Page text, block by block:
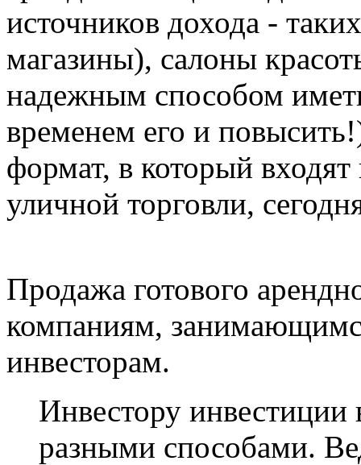
источников дохода -
магазины), салоны
надежным способом
временем его и
формат, в который
уличной торговли,
Продажа готового
компаниям,
инвесторам.
Инвестору инвестиции
разными способами.